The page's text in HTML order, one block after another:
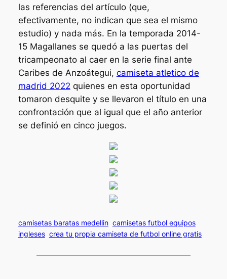
las referencias del artículo (que,
efectivamente, no indican que sea el mismo
estudio) y nada más. En la temporada 2014-
15 Magallanes se quedó a las puertas del
tricampeonato al caer en la serie final ante
Caribes de Anzoátegui, camiseta atletico de
madrid 2022 quienes en esta oportunidad
tomaron desquite y se llevaron el título en una
confrontación que al igual que el año anterior
se definió en cinco juegos.
camisetas baratas medellin camisetas futbol equipos
ingleses crea tu propia camiseta de futbol online gratis